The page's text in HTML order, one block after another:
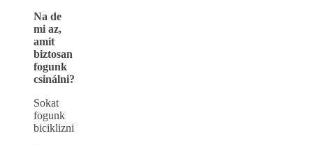
Na de
mi az,
amit
biztosan
fogunk
csinálni?
Sokat
fogunk
biciklizni